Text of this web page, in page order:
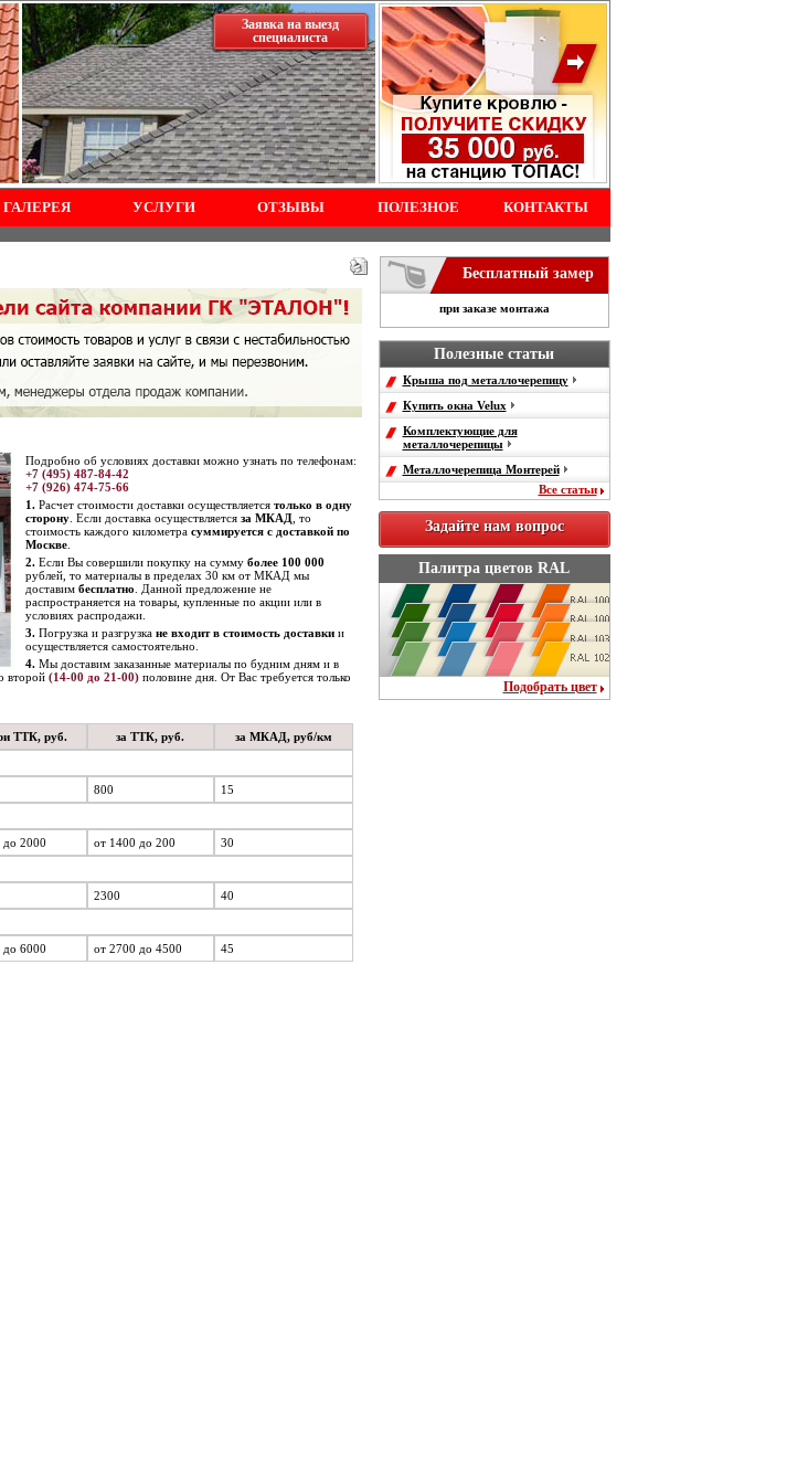
Заявка на выезд
специалиста
ГАЛЕРЕЯ УСЛУГИ ОТЗЫВЫ ПОЛЕЗНОЕ КОНТАКТЫ
Бесплатный замер
при заказе монтажа
Полезные статьи
Крыша под металлочерепицу
Купить окна Velux
Комплектующие для
металлочерепицы
Металлочерепица Монтерей
Все статьи
Задайте нам вопрос
Палитра цветов RAL
Подобрать цвет
Подробно об условиях доставки можно узнать по телефонам:
+7 (495) 487-84-42
+7 (926) 474-75-66
1.Расчет стоимости доставки осуществляется только в одну
сторону. Если доставка осуществляется за МКАД, то
стоимость каждого километра суммируется с доставкой по
Москве.
2.Если Вы совершили покупку на сумму более 100 000
рублей, то материалы в пределах 30 км от МКАД мы
доставим бесплатно . Данной предложение не
распространяется на товары, купленные по акции или в
условиях распродажи.
3.Погрузка и разгрузка не входит в стоимость доставкии
осуществляется самостоятельно.
4.Мы доставим заказанные материалы по будним дням и в
второй (14-00 до 21-00)половине дня. От Вас требуется только
ТТК, руб. за ТТК, руб.
за МКАД, руб/км
800
15
до 2000 от 1400 до 200
30
2300
40
до 6000 от 2700 до 4500 45